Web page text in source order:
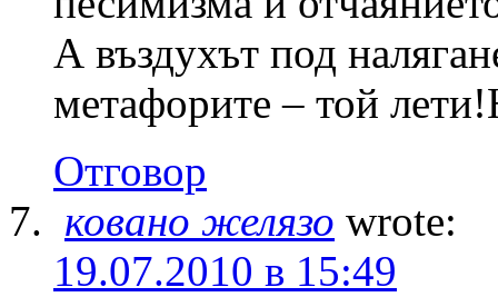
А въздухът под
метафорите – той
Отговор
ковано желязо wrote:
19.07.2010 в 15:49